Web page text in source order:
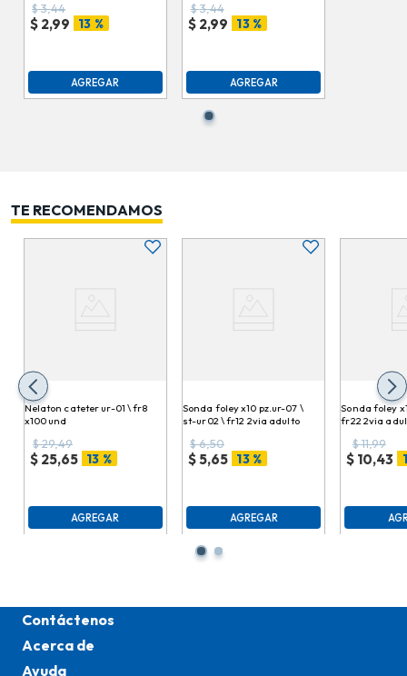
$3,44
$ 2,99 13 %
AGREGAR
$3,44
$ 2,99 13 %
AGREGAR
TE RECOMENDAMOS
Nelaton cateter ur-01 \ fr8
x100 und
$29,49
$ 25,65 13 %
AGREGAR
Sonda foley x10 pz.ur-07 \
st-ur02 \ fr12 2via adulto
$6,50
$5,65 13 %
AGREGAR
Sonda foley
fr22 2via
$11,99
$ 10,43
Contáctenos
Acerca de
Ayuda